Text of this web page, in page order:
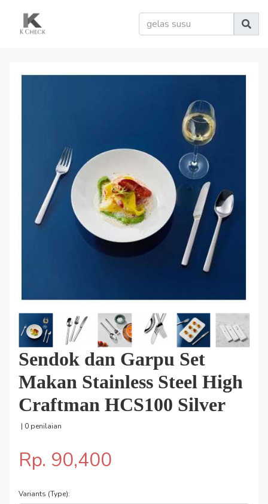
Sendok dan Garpu Set
Makan Stainless Steel High
Craftman HCS100 Silver
| 0 penilaian
Rp. 90,400
Variants (Type):